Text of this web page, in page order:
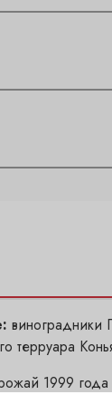
виноградники
терруара
1999